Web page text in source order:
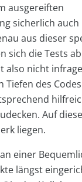
ausgereiften
sicherlich auch
aus dieser
sich die Tests
also nicht
Tiefen des
Auf
liegen.
einer
längst